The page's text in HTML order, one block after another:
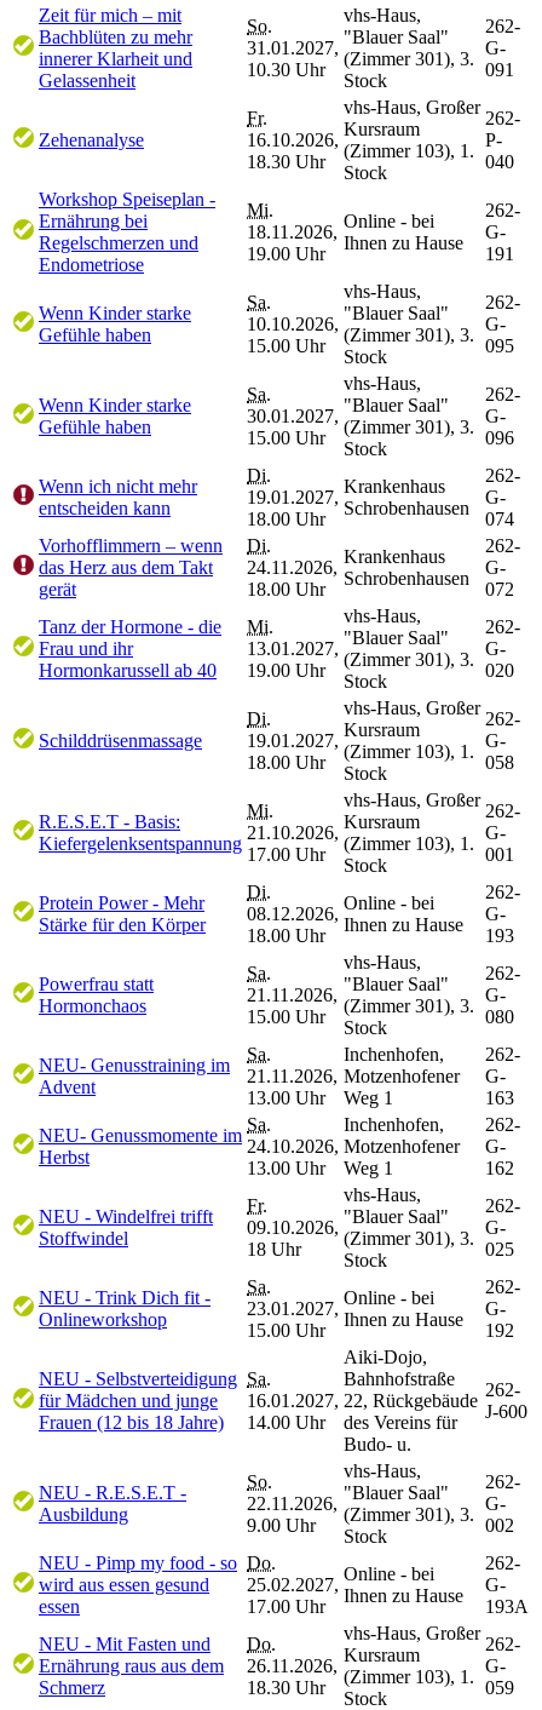
Zeit für mich – mit
Bachblüten zu mehr
innerer Klarheit und
Gelassenheit
So.
31.01.2027,
10.30 Uhr
vhs-Haus,
"Blauer Saal"
(Zimmer 301), 3.
Stock
262-
G-
091
Zehenanalyse
Fr.
16.10.2026,
18.30 Uhr
vhs-Haus, Großer
Kursraum
(Zimmer 103), 1.
Stock
262-
P-
040
Workshop Speiseplan -
Ernährung bei
Regelschmerzen und
Endometriose
Mi.
18.11.2026,
19.00 Uhr
Online - bei
Ihnen zu Hause
262-
G-
191
Wenn Kinder starke
Gefühle haben
Sa.
10.10.2026,
15.00 Uhr
vhs-Haus,
"Blauer Saal"
(Zimmer 301), 3.
Stock
262-
G-
095
Wenn Kinder starke
Gefühle haben
Sa.
30.01.2027,
15.00 Uhr
vhs-Haus,
"Blauer Saal"
(Zimmer 301), 3.
Stock
262-
G-
096
Wenn ich nicht mehr
entscheiden kann
Di.
19.01.2027,
18.00 Uhr
Krankenhaus
Schrobenhausen
262-
G-
074
Vorhofflimmern – wenn
das Herz aus dem Takt
gerät
Di.
24.11.2026,
18.00 Uhr
Krankenhaus
Schrobenhausen
262-
G-
072
Tanz der Hormone - die
Frau und ihr
Hormonkarussell ab 40
Mi.
13.01.2027,
19.00 Uhr
vhs-Haus,
"Blauer Saal"
(Zimmer 301), 3.
Stock
262-
G-
020
Schilddrüsenmassage
Di.
19.01.2027,
18.00 Uhr
vhs-Haus, Großer
Kursraum
(Zimmer 103), 1.
Stock
262-
G-
058
R.E.S.E.T - Basis:
Kiefergelenksentspannung
Mi.
21.10.2026,
17.00 Uhr
vhs-Haus, Großer
Kursraum
(Zimmer 103), 1.
Stock
262-
G-
001
Protein Power - Mehr
Stärke für den Körper
Di.
08.12.2026,
18.00 Uhr
Online - bei
Ihnen zu Hause
262-
G-
193
Powerfrau statt
Hormonchaos
Sa.
21.11.2026,
15.00 Uhr
vhs-Haus,
"Blauer Saal"
(Zimmer 301), 3.
Stock
262-
G-
080
NEU- Genusstraining im
Advent
Sa.
21.11.2026,
13.00 Uhr
Inchenhofen,
Motzenhofener
Weg 1
262-
G-
163
NEU- Genussmomente im
Herbst
Sa.
24.10.2026,
13.00 Uhr
Inchenhofen,
Motzenhofener
Weg 1
262-
G-
162
NEU - Windelfrei trifft
Stoffwindel
Fr.
09.10.2026,
18 Uhr
vhs-Haus,
"Blauer Saal"
(Zimmer 301), 3.
Stock
262-
G-
025
NEU - Trink Dich fit -
Onlineworkshop
Sa.
23.01.2027,
15.00 Uhr
Online - bei
Ihnen zu Hause
262-
G-
192
NEU - Selbstverteidigung
für Mädchen und junge
Frauen (12 bis 18 Jahre)
Sa.
16.01.2027,
14.00 Uhr
Aiki-Dojo,
Bahnhofstraße
22, Rückgebäude
des Vereins für
Budo- u.
262-
J-600
NEU - R.E.S.E.T -
Ausbildung
So.
22.11.2026,
9.00 Uhr
vhs-Haus,
"Blauer Saal"
(Zimmer 301), 3.
Stock
262-
G-
002
NEU - Pimp my food - so
wird aus essen gesund
essen
Do.
25.02.2027,
17.00 Uhr
Online - bei
Ihnen zu Hause
262-
G-
193A
NEU - Mit Fasten und
Ernährung raus aus dem
Schmerz
Do.
26.11.2026,
18.30 Uhr
vhs-Haus, Großer
Kursraum
(Zimmer 103), 1.
Stock
262-
G-
059